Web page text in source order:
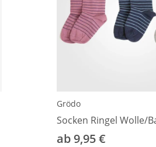
Grödo
Socken Ringel Wolle/
ab 9,95 €